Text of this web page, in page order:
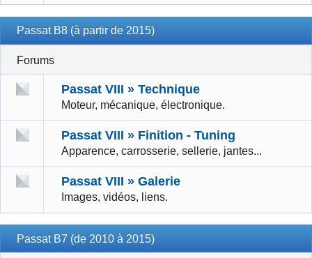
Passat B8 (à partir de 2015)
Forums
Passat VIII » Technique
Moteur, mécanique, électronique.
Passat VIII » Finition - Tuning
Apparence, carrosserie, sellerie, jantes...
Passat VIII » Galerie
Images, vidéos, liens.
Passat B7 (de 2010 à 2015)